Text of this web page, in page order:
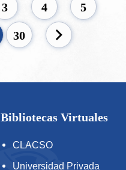
3 4 5
30
Bibliotecas Virtuales
CLACSO
Universidad Privada